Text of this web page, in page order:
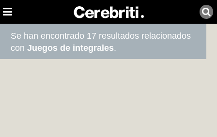
Se han encontrado 17 resultados relacionados
conJuegos de integrales.